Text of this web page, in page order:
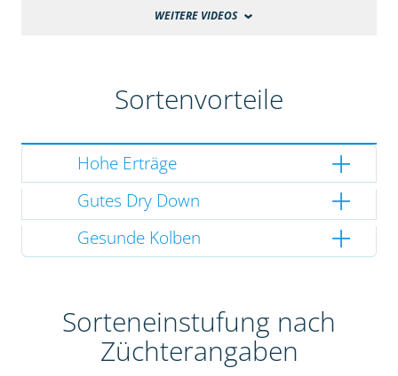
WEITERE VIDEOS
Sortenvorteile
Hohe Erträge
Gutes Dry Down
Gesunde Kolben
Sorteneinstufung nach
Züchterangaben